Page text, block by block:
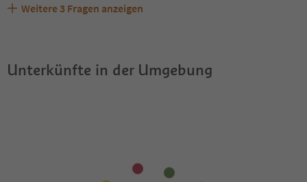
Sind Haustiere in der Unterkunft Rederlechnerhof
Welche Services bietet Rederlechnerhof?
Erhalten die Gäste von Rederlechnerhof einen Südtirol
Weitere 3 Fragen anzeigen
Unterkünfte in der Umgebung